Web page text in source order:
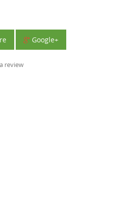
Google+
review